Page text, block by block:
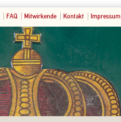
FAQ Mitwirkende Kontakt Impressum